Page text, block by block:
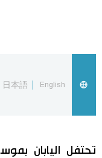
English
日本語
تحتفل اليابان